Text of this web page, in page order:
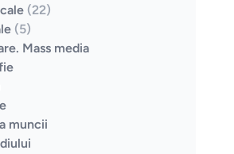
(22)
(5)
Mass media
muncii